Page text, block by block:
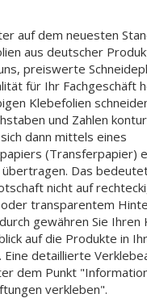
auf dem neuesten
aus deutscher
preiswerte
für Ihr Fachgeschäft
Klebefolien
und Zahlen
dann mittels eines
(Transferpapier)
Das
nicht auf
transparentem
gewähren Sie Ihren
auf die Produkte in
Eine detaillierte
dem Punkt
verkleben".